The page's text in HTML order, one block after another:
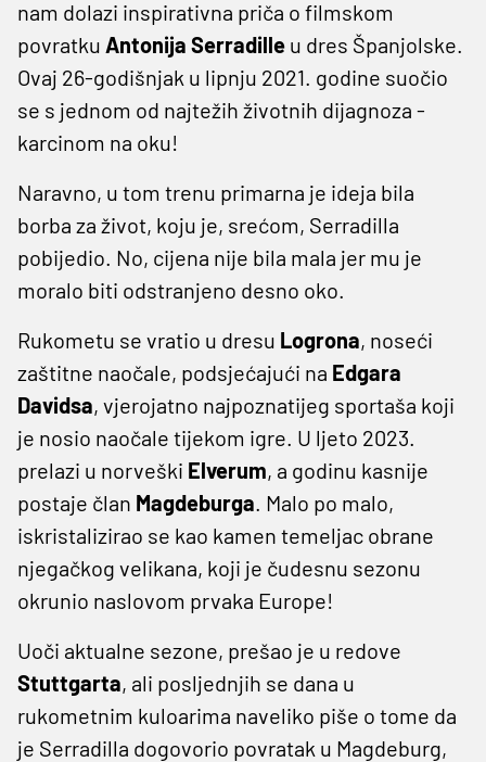
nam dolazi inspirativna priča o filmskom
povratku Antonija Serradille u dres Španjolske.
Ovaj 26-godišnjak u lipnju 2021. godine suočio
se s jednom od najtežih životnih dijagnoza -
karcinom na oku!
Naravno, u tom trenu primarna je ideja bila
borba za život, koju je, srećom, Serradilla
pobijedio. No, cijena nije bila mala jer mu je
moralo biti odstranjeno desno oko.
Rukometu se vratio u dresu Logrona, noseći
zaštitne naočale, podsjećajući na Edgara
Davidsa, vjerojatno najpoznatijeg sportaša koji
je nosio naočale tijekom igre. U ljeto 2023.
prelazi u norveški Elverum, a godinu kasnije
postaje član Magdeburga. Malo po malo,
iskristalizirao se kao kamen temeljac obrane
njegačkog velikana, koji je čudesnu sezonu
okrunio naslovom prvaka Europe!
Uoči aktualne sezone, prešao je u redove
Stuttgarta, ali posljednjih se dana u
rukometnim kuloarima naveliko piše o tome da
je Serradilla dogovorio povratak u Magdeburg,